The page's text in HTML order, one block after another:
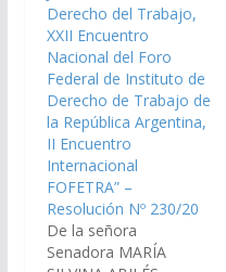
Derecho del Trabajo,
XXII Encuentro
Nacional del Foro
Federal de Instituto de
Derecho de Trabajo de
la República Argentina,
II Encuentro
Internacional
FOFETRA” –
Resolución Nº 230/20
De la señora
Senadora MARÍA